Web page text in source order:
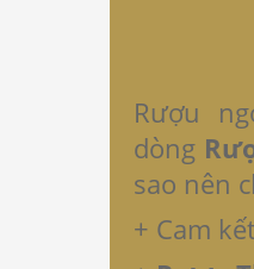
Rượu
dòng
sao nên
+ Cam